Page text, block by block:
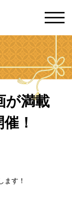
が満載
！
ます！